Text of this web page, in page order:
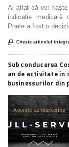
Ai aflat că vei
indicație medicală
Poate a fost o
 Citeste articolul
Sub conducerea
an de activitate în
businessurilor din